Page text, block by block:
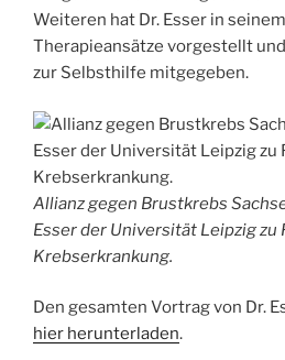
Weiteren hat Dr. Esser in
Therapieansätze vorgestellt
zur Selbsthilfe mitgegeben.
Allianz gegen Brustkrebs
Esser der Universität Leipzig zu
Krebserkrankung.
Den gesamten Vortrag von Dr.
hier herunterladen.